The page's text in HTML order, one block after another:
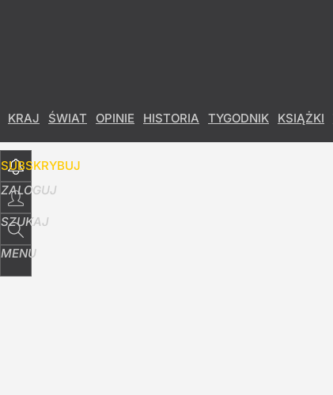
KRAJ ŚWIAT OPINIE HISTORIA TYGODNIK KSIĄŻKI
SUBSKRYBUJ
ZALOGUJ
SZUKAJ
MENU